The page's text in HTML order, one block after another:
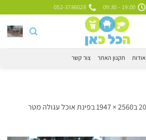
19:00 - 09:30
052-3786028
אודות תקנון האתר צור קשר
ב2560 × 1947 בפינת אוכל עגולה מטר